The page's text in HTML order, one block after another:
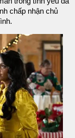
chấp nhận chủ